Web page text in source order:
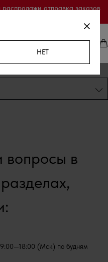
отправка заказов
вопросы в
(Мск) по будням
НЕТ